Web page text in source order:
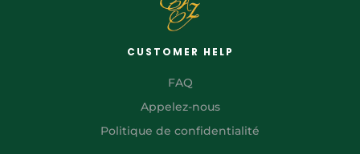
CUSTOMER HELP
FAQ
Appelez-nous
Politique de confidentialité